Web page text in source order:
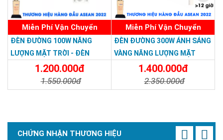
Miễn Phí Vận Chuyển
ĐÈN ĐƯỜNG 100W NĂNG
LƯỢNG MẶT TRỜI - ĐÈN
ĐƯỜNG NĂNG LƯỢNG MẶT
TRỜI 100W GIÁ RẺ - Solar
Light 100W
1.200.000đ
1.550.000đ
Miễn Phí Vận Chuyển
ĐÈN ĐƯỜNG 300W ÁNH SÁNG
VÀNG NĂNG LƯỢNG MẶT
TRỜI - Solar Light 300W
1.400.000đ
2.350.000đ
CHỨNG NHẬN THƯƠNG HIỆU